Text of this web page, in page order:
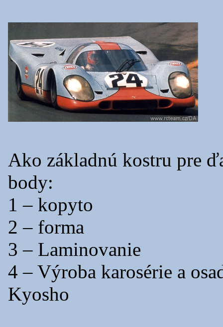
Ako základnú kostru pre
body:
1 – kopyto
2 – forma
3 – Laminovanie
4 – Výroba karosérie a
Kyosho